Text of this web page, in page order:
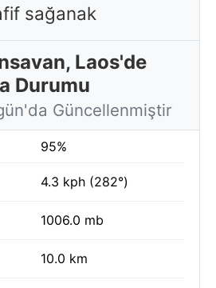
sağanak
Laos'de
Durumu
Güncellenmiştir
95%
4.3 kph (282°)
1006.0 mb
10.0 km